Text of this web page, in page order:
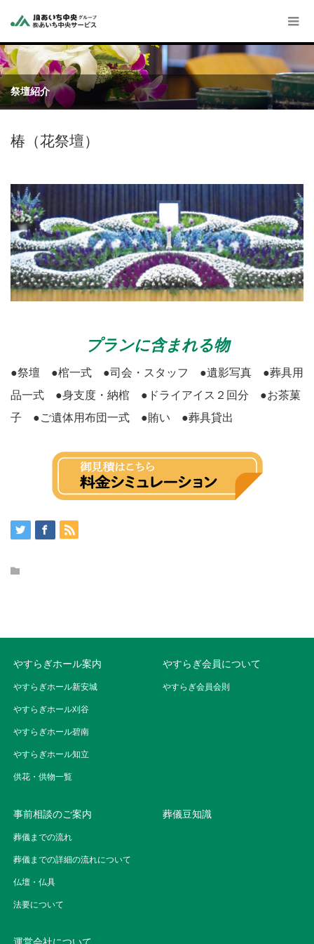
祭壇紹介
椿（花祭壇）
プランに含まれる物
●祭壇 ●棺一式 ●司会・スタッフ ●遺影写真 ●葬具用
品一式 ●身支度・納棺 ●ドライアイス２回分 ●お茶菓
子 ●ご遺体用布団一式 ●賄い ●葬具貸出
やすらぎホール案内
やすらぎホール新安城
やすらぎホール刈谷
やすらぎホール碧南
やすらぎホール知立
供花・供物一覧
やすらぎ会員について
やすらぎ会員会則
事前相談のご案内
葬儀までの流れ
葬儀までの詳細の流れについて
仏壇・仏具
法要について
葬儀豆知識